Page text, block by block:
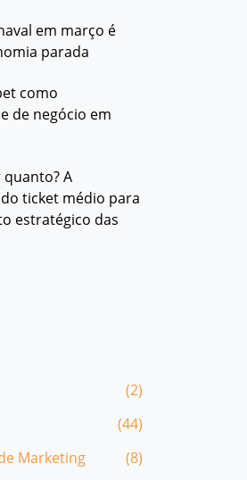
em março é
parada
como
de negócio em
A
ticket médio para
estratégico das
(2)
(44)
Marketing
(8)